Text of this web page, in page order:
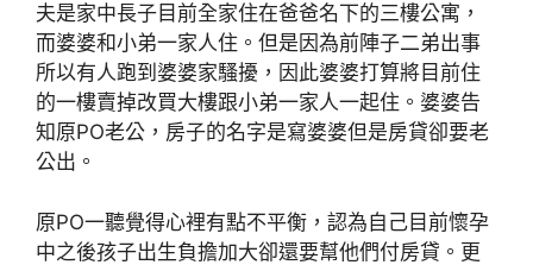
夫是家中長子目前全家住在爸爸名下的三樓公寓，
而婆婆和小弟一家人住。但是因為前陣子二弟出事
所以有人跑到婆婆家騷擾，因此婆婆打算將目前住
的一樓賣掉改買大樓跟小弟一家人一起住。婆婆告
知原PO老公，房子的名字是寫婆婆但是房貸卻要老
公出。
原PO一聽覺得心裡有點不平衡，認為自己目前懷孕
中之後孩子出生負擔加大卻還要幫他們付房貸。更